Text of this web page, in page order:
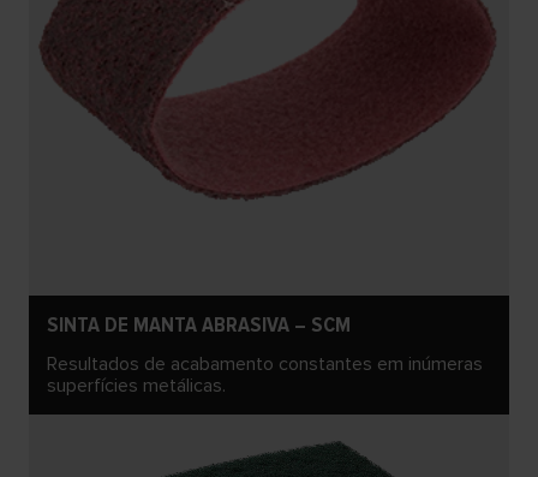
SINTA DE MANTA ABRASIVA – SCM
Resultados de acabamento constantes em inúmeras
superfícies metálicas.